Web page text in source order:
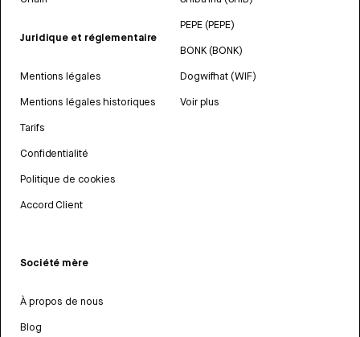
Juridique et réglementaire
Mentions légales
Mentions légales historiques
Tarifs
Confidentialité
Politique de cookies
Accord Client
PEPE (PEPE)
BONK (BONK)
Dogwifhat (WIF)
Voir plus
Société mère
À propos de nous
Blog